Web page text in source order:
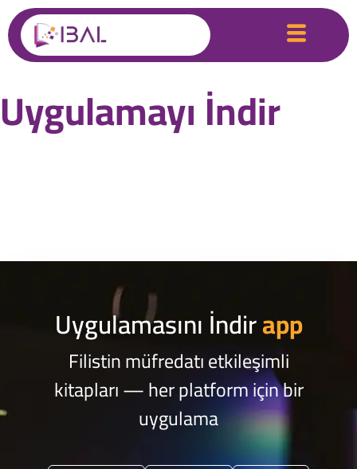
Uygulamayı İndir
Uygulamasını İndirapp
Filistin müfredatı etkileşimli
kitapları — her platform için bir
uygulama